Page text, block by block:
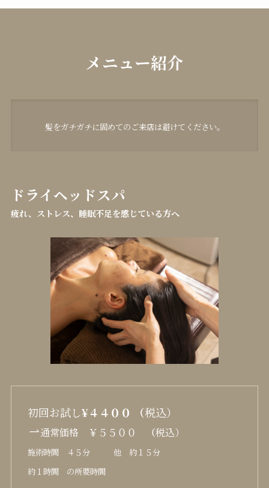
メニュー紹介
髪をガチガチに固めてのご来店は避けてください。
ドライヘッドスパ
疲れ、ストレス、睡眠不足を感じている方へ
初回お試し¥４４００ （税込）
通常価格 ￥５５００ （税込）
施術時間 ４５分 他 約１５分
約１時間 の所要時間